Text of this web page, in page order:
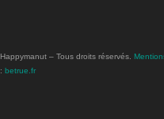
Happymanut – Tous droits réservés.
: betrue.fr